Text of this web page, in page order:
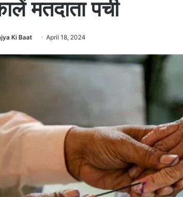
मतदाता पर्ची
Ki Baat April 18, 2024